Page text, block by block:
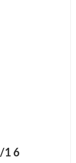
1 6